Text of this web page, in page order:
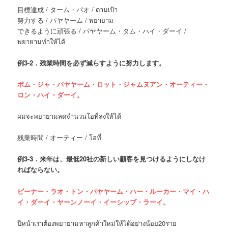
目標達成 / ターム・パオ / ตามเป้า
努力する / パヤヤーム / พยายาม
できるように頑張る / パヤヤーム・タム・ハイ・ダーイ /
พยายามทำให้ได้
例3-2．残業時間を必ず減らすように努力します。
ポム・ジャ・パヤヤーム・ロット・ジャムヌアン・オーティー・
ロン・ハイ・ダーイ。
ผมจะพยายามลดจำนวนโอที่ลงให้ได้
残業時間 / オーティー / โอที่
例3-3．来年は、最低20社の新しい顧客を見つけるようにしなけ
ればならない。
ピーナー・ラオ・トン・パヤヤーム・ハー・ルーカー・マイ・ハ
イ・ダーイ・ヤーンノーイ・イーシップ・ラーイ。
ปีหน้าเราต้องพยายามหาลูกค้าใหม่ให้ได้อย่างน้อย20ราย